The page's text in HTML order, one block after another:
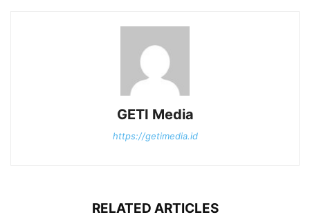
GETI Media
https://getimedia.id
RELATED ARTICLES